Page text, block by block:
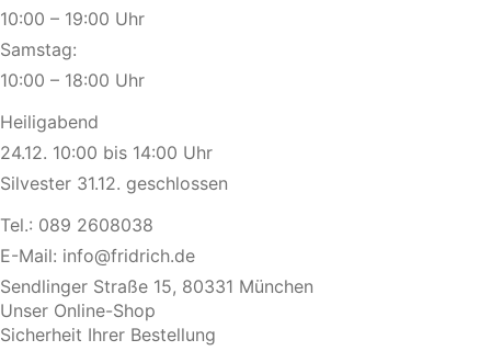
10:00 – 19:00 Uhr
Samstag:
10:00 – 18:00 Uhr
Heiligabend
24.12. 10:00 bis 14:00 Uhr
Silvester 31.12. geschlossen
Tel.: 089 2608038
E-Mail: info@fridrich.de
Sendlinger Straße 15, 80331 München
Unser Online-Shop
Sicherheit Ihrer Bestellung